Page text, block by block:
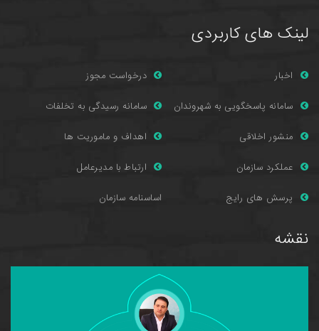
لینک های کاربردی
اخبار
درخواست مجوز
سامانه پاسخگویی به شهروندان
سامانه رسیدگی به تخلفات
منشور اخلاقی
اهداف و ماموریت ها
عملکرد سازمان
ارتباط با مدیرعامل
پرسش های رایج اساسنامه سازمان
نقشه